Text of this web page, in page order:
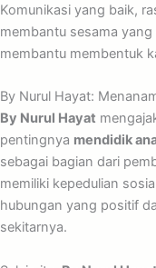
Komunikasi yang baik,
membantu sesama
membantu membentuk
By Nurul Hayat:
By Nurul Hayat
pentingnya mendidik
sebagai bagian dari
memiliki kepedulian
hubungan yang positif
sekitarnya.